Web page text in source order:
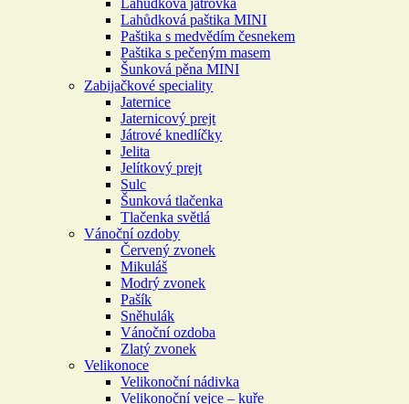
Lahůdková játrovka
Lahůdková paštika MINI
Paštika s medvědím česnekem
Paštika s pečeným masem
Šunková pěna MINI
Zabijačkové speciality
Jaternice
Jaternicový prejt
Játrové knedlíčky
Jelita
Jelítkový prejt
Sulc
Šunková tlačenka
Tlačenka světlá
Vánoční ozdoby
Červený zvonek
Mikuláš
Modrý zvonek
Pašík
Sněhulák
Vánoční ozdoba
Zlatý zvonek
Velikonoce
Velikonoční nádivka
Velikonoční vejce – kuře